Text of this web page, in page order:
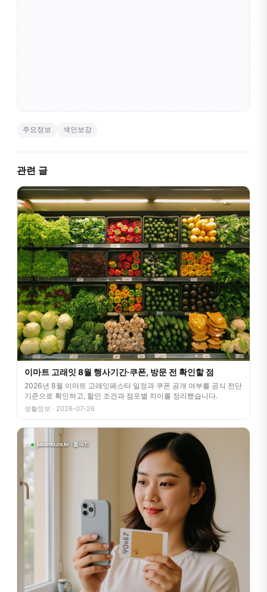
주요정보 색인보강
관련 글
이마트 고래잇 8월 행사기간·쿠폰, 방문 전 확인할 점
2026년 8월 이마트 고래잇페스타 일정과 쿠폰 공개 여부를 공식 전단
기준으로 확인하고, 할인 조건과 점포별 차이를 정리했습니다.
생활정보 · 2026-07-26